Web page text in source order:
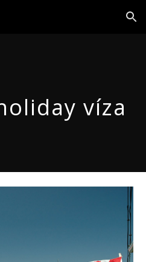
Skip to navigation
víza